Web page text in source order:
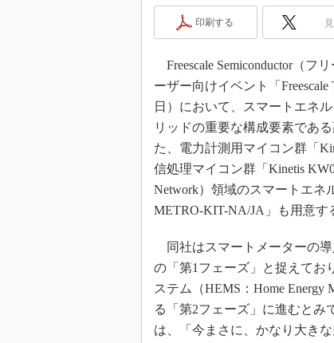
記録計／データロ
アナログ設計のき
めざせ高効率！ モ
座
Bluetooth mesh入
「SPICEの仕組み
最新記事一覧
計測器メーカーから
USB Type-Cの登場
う変わる？
IoT時代の無線規格
編】
印刷する
Freescale Semiconductor（フ
ーザー向けイベント「Freescale
日）において、スマートエネ
リッドの重要な構成要素であ
た、電力計測用マイコン群「
信処理マイコン群「Kinetis
Network）領域のスマートエネ
METRO-KIT-NA/JA」も用意す
同社はスマートメーターの
の「第1フェーズ」と捉えてお
ステム（HEMS：Home Energy
る「第2フェーズ」に進むとみ
は、「今まさに、かなり大き